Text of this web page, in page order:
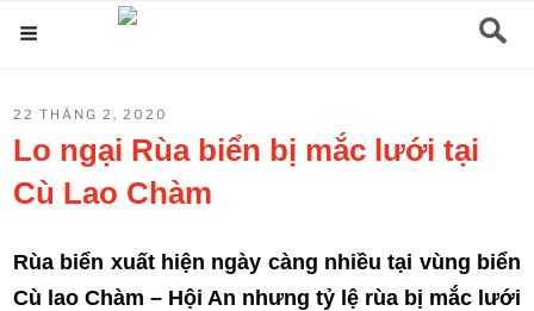
nội
dung
ĐĂNG
22 THÁNG 2, 2020
Lo ngại Rùa biển bị mắc lưới tại
Cù Lao Chàm
Rùa biển xuất hiện ngày càng nhiều tại vùng biển
Cù lao Chàm – Hội An nhưng tỷ lệ rùa bị mắc lưới